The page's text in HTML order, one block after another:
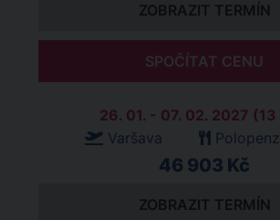
ZOBRAZIT TERMÍN
SPOČÍTAT CENU
26. 01. - 07. 02. 2027
Varšava
46 903 Kč
ZOBRAZIT TERMÍN